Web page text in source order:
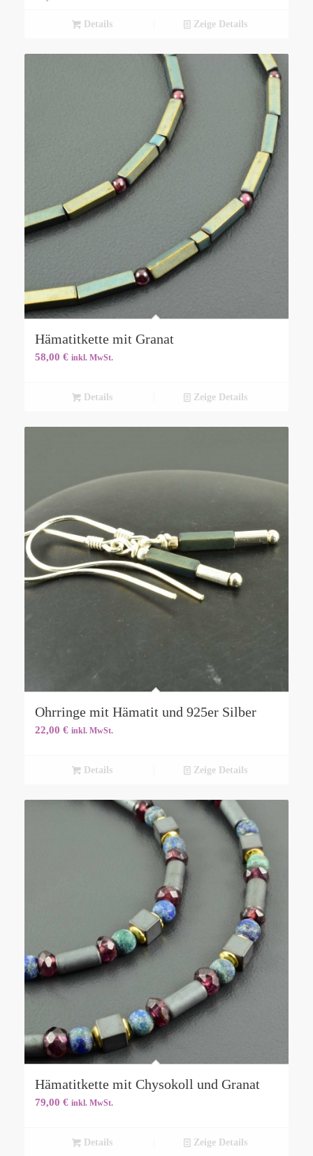
Details Zeige Details
Hämatitkette mit Granat
58,00 € inkl. MwSt.
Details Zeige Details
Ohrringe mit Hämatit und 925er Silber
22,00 € inkl. MwSt.
Details Zeige Details
Hämatitkette mit Chysokoll und Granat
79,00 € inkl. MwSt.
Details Zeige Details